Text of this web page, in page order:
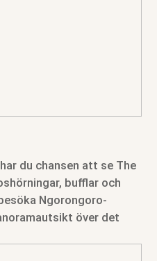
du chansen att se The
bufflar och
Ngorongoro-
över det